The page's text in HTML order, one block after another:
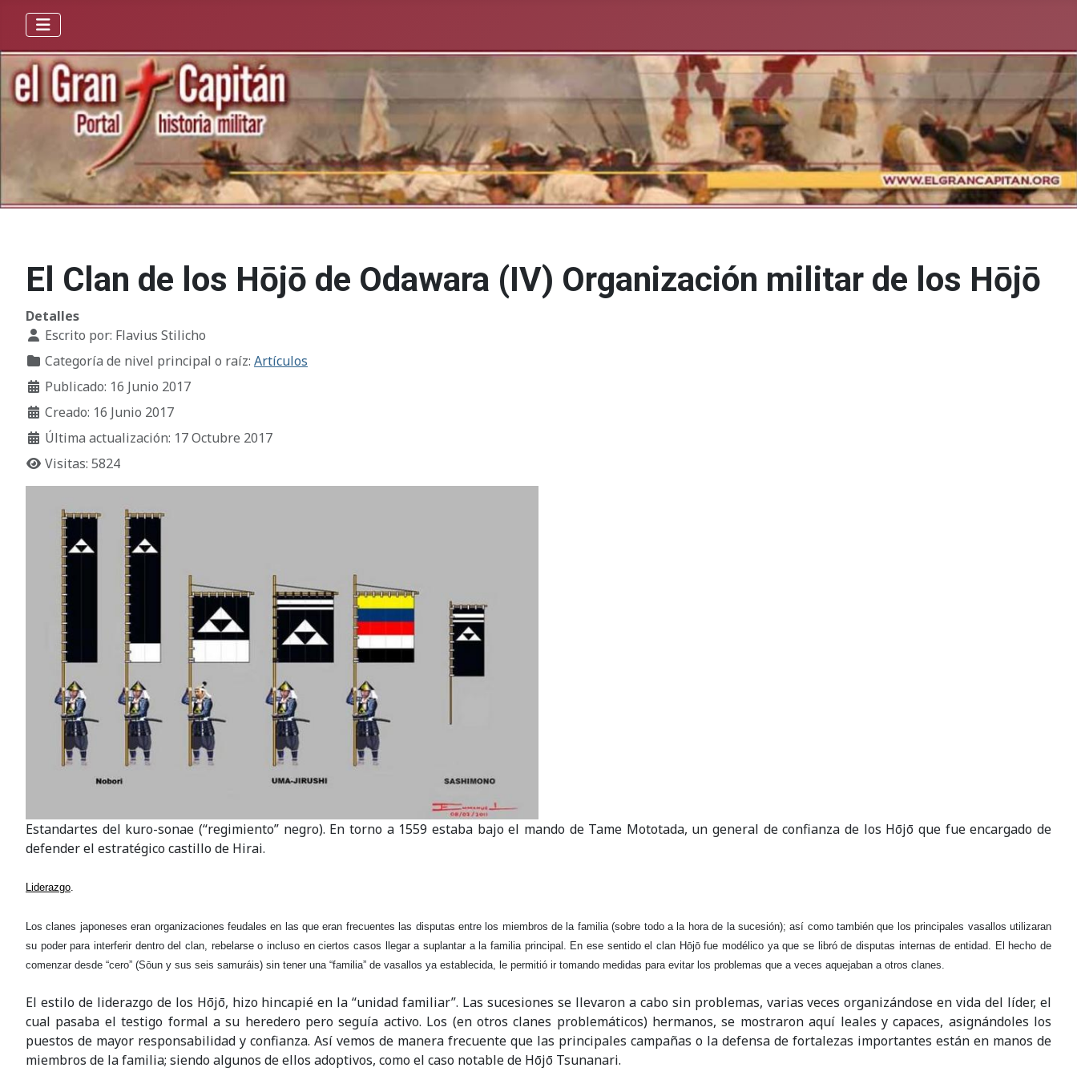
El Clan de los Hōjō de Odawara (IV) Organización militar de los Hōjō
Detalles
Escrito por: Flavius Stilicho
Categoría de nivel principal o raíz: Artículos
Publicado: 16 Junio 2017
Creado: 16 Junio 2017
Última actualización: 17 Octubre 2017
Visitas: 5824
Estandartes del kuro-sonae (“regimiento” negro). En torno a 1559 estaba bajo el mando de Tame Mototada, un general de confianza de los Hōjō que fue encargado de
defender el estratégico castillo de Hirai.
Liderazgo
Los clanes japoneses eran organizaciones feudales en las que eran frecuentes las disputas entre los miembros de la familia (sobre todo a la hora de la sucesión); así como también que los principales vasallos utilizaran
su poder para interferir dentro del clan, rebelarse o incluso en ciertos casos llegar a suplantar a la familia principal. En ese sentido el clan Hōjō fue modélico ya que se libró de disputas internas de entidad. El hecho de
comenzar desde “cero” (Sōun y sus seis samuráis) sin tener una “familia” de vasallos ya establecida, le permitió ir tomando medidas para evitar los problemas que a veces aquejaban a otros clanes.
El estilo de liderazgo de los Hōjō, hizo hincapié en la “unidad familiar”. Las sucesiones se llevaron a cabo sin problemas, varias veces organizándose en vida del líder, el
cual pasaba el testigo formal a su heredero pero seguía activo. Los (en otros clanes problemáticos) hermanos, se mostraron aquí leales y capaces, asignándoles los
puestos de mayor responsabilidad y confianza. Así vemos de manera frecuente que las principales campañas o la defensa de fortalezas importantes están en manos de
miembros de la familia; siendo algunos de ellos adoptivos, como el caso notable de Hōjō Tsunanari.